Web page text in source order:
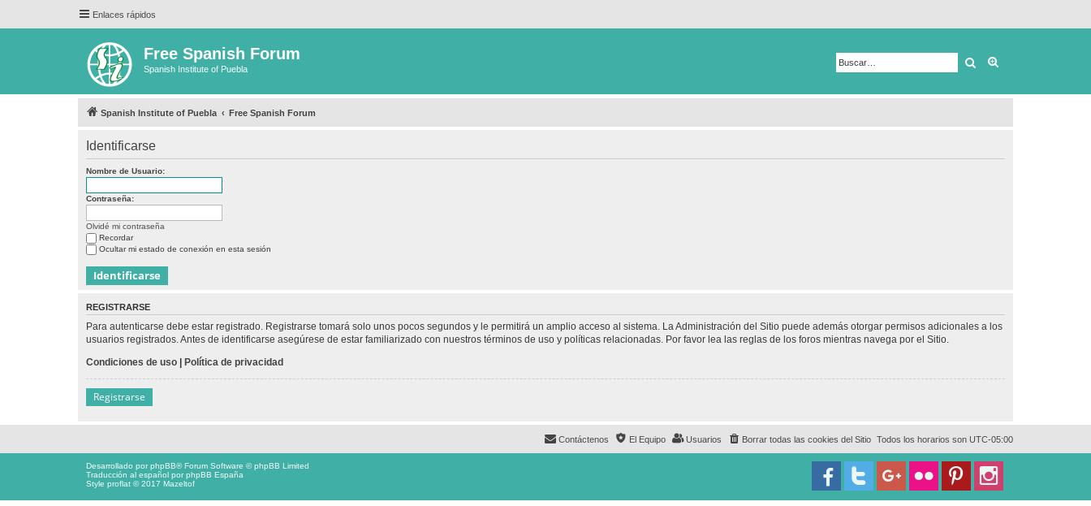
Enlaces rápidos
Free Spanish Forum
Spanish Institute of Puebla Buscar
Spanish Institute of Puebla Free Spanish Forum
Identificarse
Nombre de Usuario:
Contraseña:
Olvidé mi contraseña
Recordar
Ocultar mi estado de conexión en esta sesión
REGISTRARSE
Para autenticarse debe estar registrado. Registrarse tomará solo unos pocos segundos y le permitirá un amplio acceso al sistema. La Administración del Sitio puede además otorgar permisos adicionales a los
usuarios registrados. Antes de identificarse asegúrese de estar familiarizado con nuestros términos de uso y políticas relacionadas. Por favor lea las reglas de los foros mientras navega por el Sitio.
Condiciones de uso | Política de privacidad
Registrarse
Todos los horarios son UTC-05:00
Borrar todas las cookies del Sitio
Usuarios
El Equipo
Contáctenos
Desarrollado porphpBB® Forum Software © phpBB Limited
Traducción al español porphpBB España
Style proflat © 2017 Mazeltof